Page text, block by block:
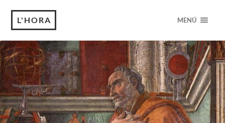
L'HORA MENÚ